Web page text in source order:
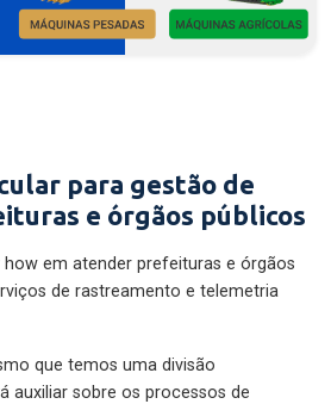
para gestão de
e órgãos públicos
em atender prefeituras e órgãos
de rastreamento e telemetria
que temos uma divisão
auxiliar sobre os processos de